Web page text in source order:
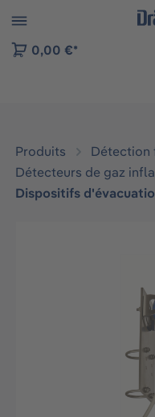
to B2B platform
0,00 €*
Produits
Détection
Détecteurs de gaz
Dispositifs